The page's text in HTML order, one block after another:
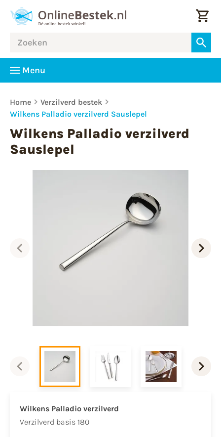
Menu
Home
Verzilverd bestek
Wilkens Palladio verzilverd Sauslepel
Wilkens Palladio verzilverd
Sauslepel
Wilkens Palladio verzilverd
Verzilverd basis 180